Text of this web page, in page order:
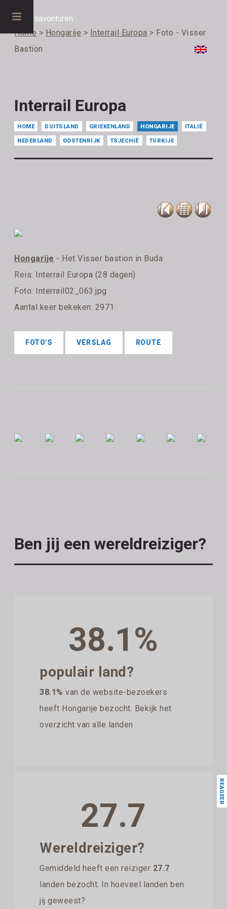
Home > Hongarije > Interrail Europa > Foto - Visser
Bastion
Interrail Europa
HOME DUITSLAND GRIEKENLAND HONGARIJE ITALIË
NEDERLAND OOSTENRIJK TSJECHIË TURKIJE
Hongarije - Het Visser bastion in Buda
Reis: Interrail Europa (28 dagen)
Foto: Interrail02_063.jpg
Aantal keer bekeken: 2971
FOTO'S VERSLAG ROUTE
Ben jij een wereldreiziger?
38.1%
populair land?
38.1% van de website-bezoekers
heeft Hongarije bezocht. Bekijk het
overzicht van alle landen
27.7
Wereldreiziger?
Gemiddeld heeft een reiziger 27.7
landen bezocht. In hoeveel landen ben
jij geweest?
REAGEER